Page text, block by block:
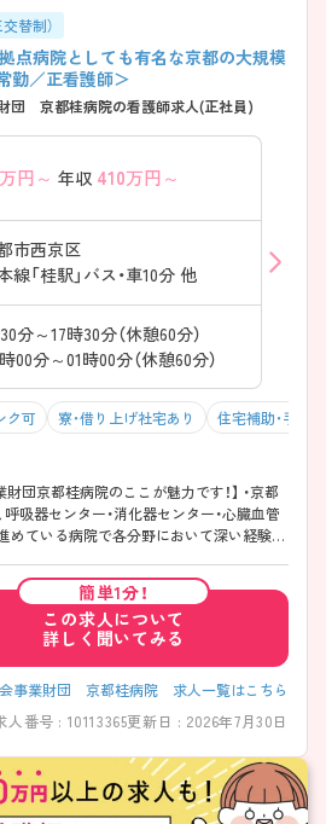
替制）
拠点病院としても有名な京都の大規模
勤／正看護師＞
団 京都桂病院の看護師求人(正社員)
万円～ 年収 410万円～
市西京区
線「桂駅」バス・車10分 他
分～17時30分（休憩60分）
00分～01時00分（休憩60分）
ク可 寮・借り上げ社宅あり 住宅補助・手当
京都桂病院のここが魅力です！】 ・京都
吸器センター・消化器センター・心臓血管
めている病院で各分野において深い経験・
すので、がん看護に興味のある方にもオス
ご相談ください。
簡単1分！
この求人について
詳しく聞いてみる
事業財団 京都桂病院 求人一覧はこちら
人番号 : 10113365更新日 : 2026年7月30日